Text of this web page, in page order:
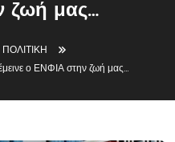
ζωή μας…
ΠΟΛΙΤΙΚΗ
ο ΕΝΦΙΑ στην ζωή μας…